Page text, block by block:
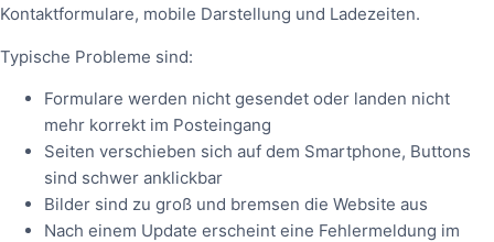
Kontaktformulare, mobile Darstellung und Ladezeiten.
Typische Probleme sind:
Formulare werden nicht gesendet oder landen nicht
mehr korrekt im Posteingang
Seiten verschieben sich auf dem Smartphone, Buttons
sind schwer anklickbar
Bilder sind zu groß und bremsen die Website aus
Nach einem Update erscheint eine Fehlermeldung im